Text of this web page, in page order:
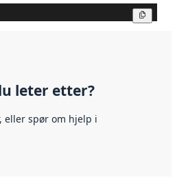
leter etter?
eller spør om hjelp i